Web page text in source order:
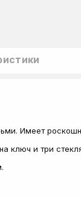
Имеет
ключ и три